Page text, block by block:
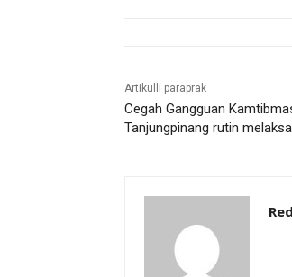
Artikulli paraprak
Cegah Gangguan
Tanjungpinang rutin